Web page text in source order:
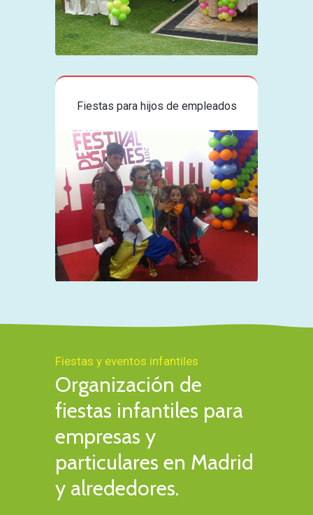
Fiestas para hijos de empleados
Fiestas y eventos infantiles
Organización de
fiestas infantiles para
empresas y
particulares en Madrid
y alrededores.